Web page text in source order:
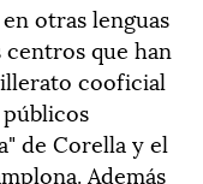
otras lenguas
centros que han
cooficial
de Corella y el
Además